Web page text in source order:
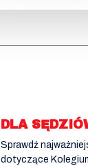
DLA
Sprawdź
dotyczące